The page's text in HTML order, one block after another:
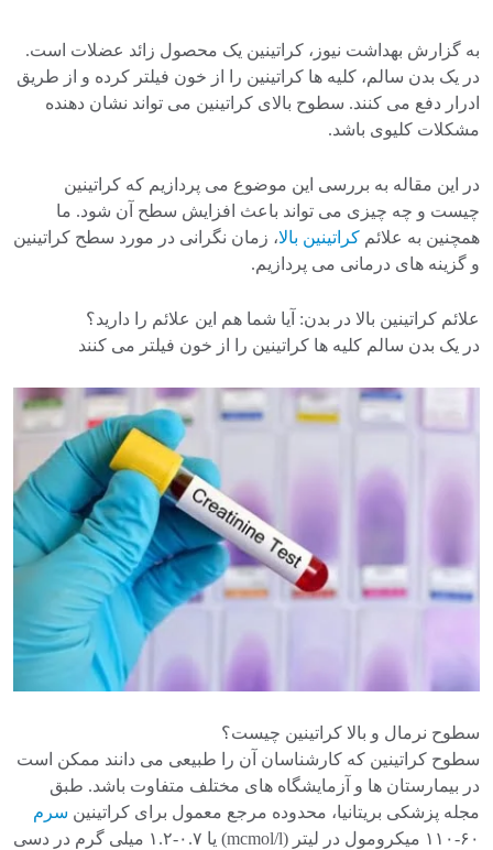
به گزارش بهداشت نیوز، کراتینین یک محصول زائد عضلات است.
در یک بدن سالم، کلیه ها کراتینین را از خون فیلتر کرده و از طریق
ادرار دفع می کنند. سطوح بالای کراتینین می تواند نشان دهنده
مشکلات کلیوی باشد.
در این مقاله به بررسی این موضوع می پردازیم که کراتینین
چیست و چه چیزی می تواند باعث افزایش سطح آن شود. ما
همچنین به علائم کراتینین بالا، زمان نگرانی در مورد سطح کراتینین
و گزینه های درمانی می پردازیم.
علائم کراتینین بالا در بدن: آیا شما هم این علائم را دارید؟
در یک بدن سالم کلیه ها کراتینین را از خون فیلتر می کنند
سطوح نرمال و بالا کراتینین چیست؟
سطوح کراتینین که کارشناسان آن را طبیعی می دانند ممکن است
در بیمارستان ها و آزمایشگاه های مختلف متفاوت باشد. طبق
مجله پزشکی بریتانیا، محدوده مرجع معمول برای کراتینین سرم
۶۰-۱۱۰ میکرومول در لیتر (mcmol/l) یا ۰.۷-۱.۲ میلی گرم در دسی